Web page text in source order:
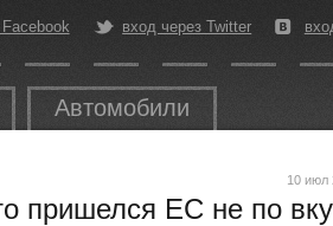
вход через Twitter
Автомобили
10 июл
пришелся ЕС не по